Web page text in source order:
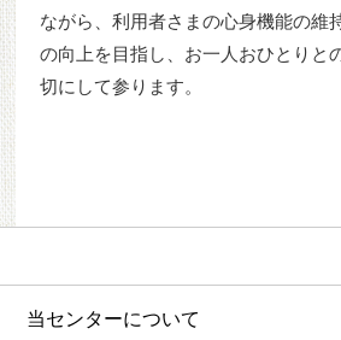
ながら、利用者さまの心身機能の維
の向上を目指し、お一人おひとりと
切にして参ります。
当センターについて